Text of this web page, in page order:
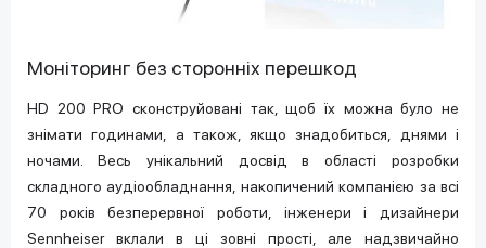
Моніторинг без сторонніх перешкод
HD 200 PRO сконструйовані так, щоб їх можна було не
знімати годинами, а також, якщо знадобиться, днями і
ночами. Весь унікальний досвід в області розробки
складного аудіообладнання, накопичений компанією за всі
70 років безперервної роботи, інженери і дизайнери
Sennheiser вклали в ці зовні прості, але надзвичайно